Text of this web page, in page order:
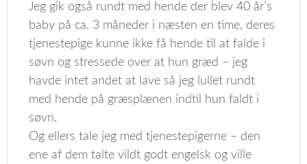
Jeg gik også rundt med hende der blev 40 år’s
baby på ca. 3 måneder i næsten en time, deres
tjenestepige kunne ikke få hende til at falde i
søvn og stressede over at hun græd – jeg
havde intet andet at lave så jeg lullet rundt
med hende på græsplænen indtil hun faldt i
søvn.
Og ellers tale jeg med tjenestepigerne – den
ene af dem talte vildt godt engelsk og ville